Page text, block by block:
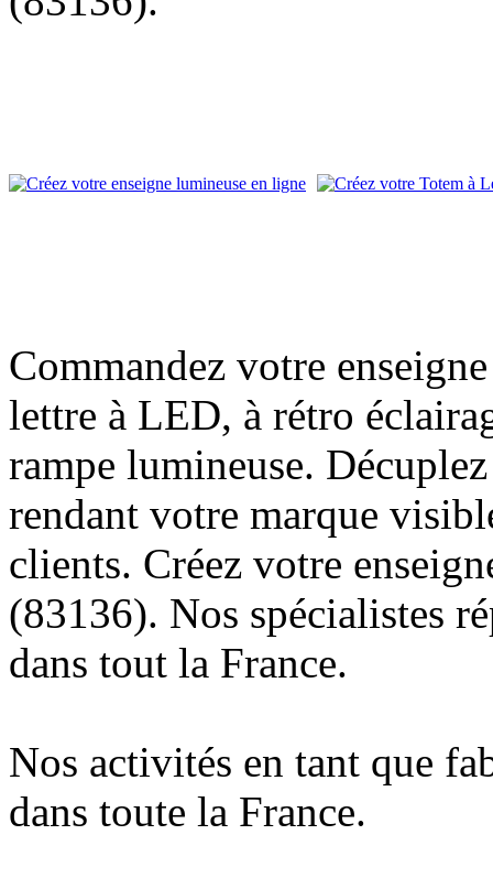
Commandez votre
lettre à LED, à rétro
rampe lumineuse.
rendant votre marque
clients. Créez votre
(83136). Nos spécialistes
dans tout la France.
Nos activités en tant que
dans toute la France.